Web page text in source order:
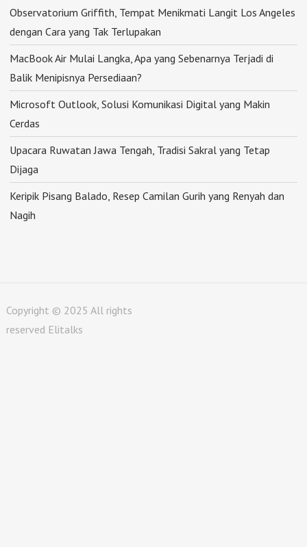
Observatorium Griffith, Tempat Menikmati Langit Los Angeles
dengan Cara yang Tak Terlupakan
MacBook Air Mulai Langka, Apa yang Sebenarnya Terjadi di
Balik Menipisnya Persediaan?
Microsoft Outlook, Solusi Komunikasi Digital yang Makin
Cerdas
Upacara Ruwatan Jawa Tengah, Tradisi Sakral yang Tetap
Dijaga
Keripik Pisang Balado, Resep Camilan Gurih yang Renyah dan
Nagih
Copyright © 2025 All rights
reserved Elitalks